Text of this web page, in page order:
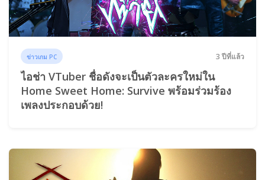
ข่าวเกม PC 3 ปีที่แล้ว
ไอช่า VTuber ชื่อดังจะเป็นตัวละครใหม่ใน
Home Sweet Home: Survive พร้อมร่วมร้อง
เพลงประกอบด้วย!